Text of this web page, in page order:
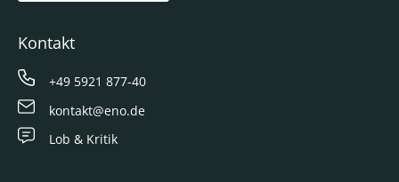
Kontakt
+49 5921 877-40
kontakt@eno.de
Lob & Kritik